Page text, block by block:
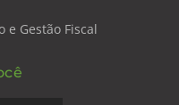
Gestão Fiscal